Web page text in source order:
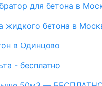
для бетона в
жидкого бетона в
в Одинцово
- бесплатно